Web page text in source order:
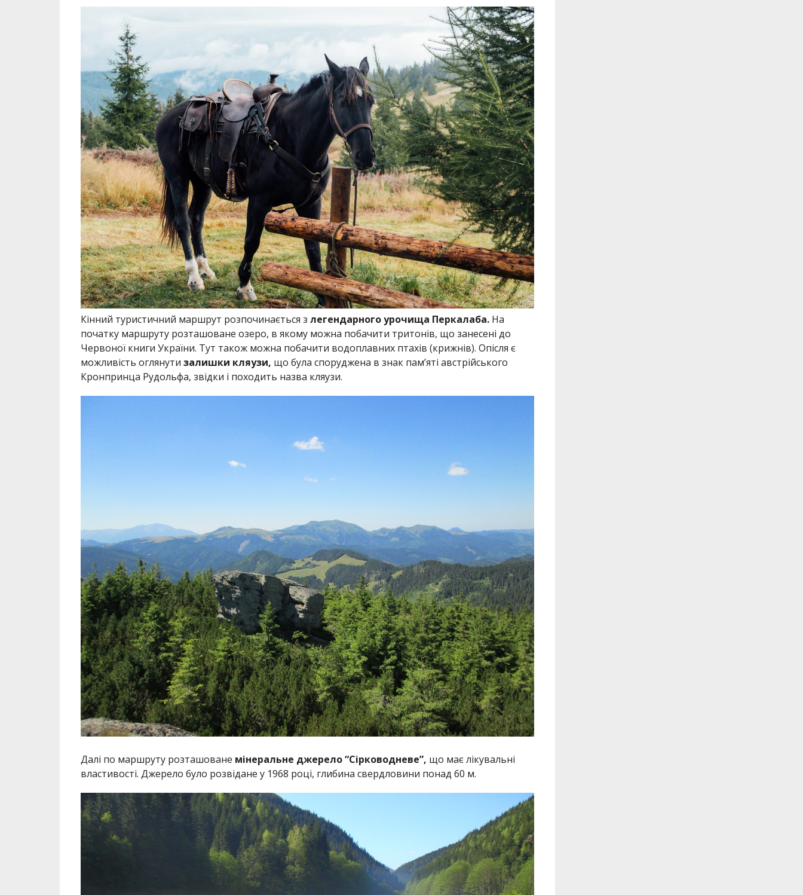
Кінний туристичний маршрут розпочинається з легендарного урочища Перкалаба.На
початку маршруту розташоване озеро, в якому можна побачити тритонів, що занесені до
Червоної книги України. Тут також можна побачити водоплавних птахів (крижнів). Опісля є
можливість оглянути залишки кляузи, що була споруджена в знак пам’яті австрійського
Кронпринца Рудольфа, звідки і походить назва кляузи.
Далі по маршруту розташоване мінеральне джерело “Сірководневе”, що має лікувальні
властивості. Джерело було розвідане у 1968 році, глибина свердловини понад 60 м.